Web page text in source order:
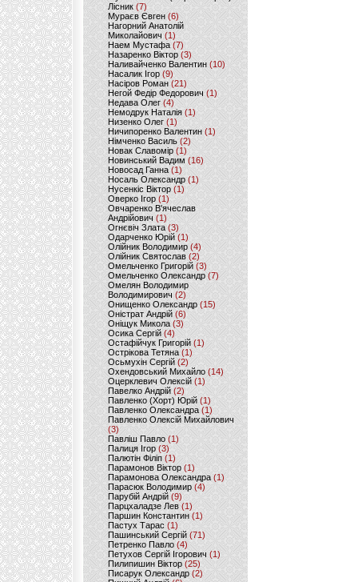
Лісник (7)
Мураєв Євген(6)
Нагорний Анатолій
Миколайович (1)
Наем Мустафа (7)
Назаренко Віктор (3)
Наливайченко Валентин (10)
Насалик Ігор(9)
Насіров Роман (21)
Негой Федір Федорович(1)
Недава Олег(4)
Немодрук Наталія(1)
Низенко Олег (1)
Ничипоренко Валентин (1)
Німченко Василь (2)
Новак Славомір (1)
Новинський Вадим (16)
Новосад Ганна (1)
Носаль Олександр (1)
Нусенкіс Віктор (1)
Оверко Ігор (1)
Овчаренко В'ячеслав
Андрійович(1)
Огнєвіч Злата (3)
Одарченко Юрій(1)
Олійник Володимир (4)
Олійник Святослав (2)
Омельченко Григорій (3)
Омельченко Олександр(7)
Омелян Володимир
Володимирович (2)
Онищенко Олександр (15)
Оністрат Андрій (6)
Оніщук Микола (3)
Осика Сергій(4)
Остафійчук Григорій(1)
Острікова Тетяна (1)
Осьмухін Сергій (2)
Охендовський Михайло (14)
Оцерклевич Олексій (1)
Павелко Андрій (2)
Павленко (Хорт) Юрій (1)
Павленко Олександра (1)
Павленко Олексій Михайлович
(3)
Павліш Павло(1)
Палиця Ігор (3)
Палютін Філіп(1)
Парамонов Віктор (1)
Парамонова Олександра(1)
Парасюк Володимир(4)
Парубій Андрій (9)
Парцхаладзе Лев (1)
Паршин Константин(1)
Пастух Тарас (1)
Пашинський Сергій (71)
Петренко Павло (4)
Петухов Сергій Ігорович (1)
Пилипишин Віктор(25)
Писарук Олександр(2)